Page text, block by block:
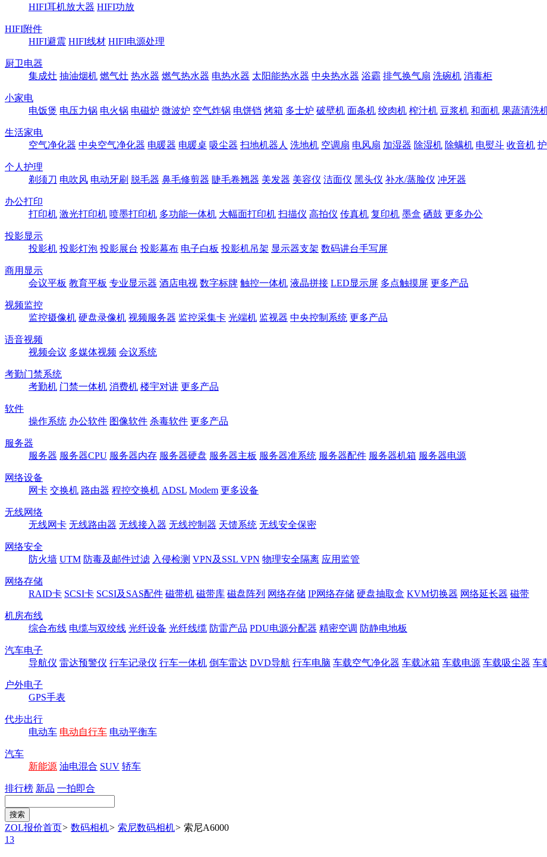
HIFI耳机放大器 HIFI功放
HIFI附件
HIFI避震 HIFI线材 HIFI电源处理
厨卫电器
集成灶 抽油烟机 燃气灶 热水器 燃气热水器 电热水器 太阳能热水器 中央热水器 浴霸 排气换气扇 洗碗机 消毒柜
小家电
电饭煲 电压力锅 电火锅 电磁炉 微波炉 空气炸锅 电饼铛 烤箱 多士炉 破壁机 面条机 绞肉机 榨汁机 豆浆机 和面机 果蔬清洗
生活家电
空气净化器 中央空气净化器 电暖器 电暖桌 吸尘器 扫地机器人 洗地机 空调扇 电风扇 加湿器 除湿机 除螨机 电熨斗 收音机
个人护理
剃须刀 电吹风 电动牙刷 脱毛器 鼻毛修剪器 睫毛卷翘器 美发器 美容仪 洁面仪 黑头仪 补水/蒸脸仪 冲牙器
办公打印
打印机 激光打印机 喷墨打印机 多功能一体机 大幅面打印机 扫描仪 高拍仪 传真机 复印机 墨盒 硒鼓 更多办公
投影显示
投影机 投影灯泡 投影展台 投影幕布 电子白板 投影机吊架 显示器支架 数码讲台手写屏
商用显示
会议平板 教育平板 专业显示器 酒店电视 数字标牌 触控一体机 液晶拼接 LED显示屏 多点触摸屏 更多产品
视频监控
监控摄像机 硬盘录像机 视频服务器 监控采集卡 光端机 监视器 中央控制系统 更多产品
语音视频
视频会议 多媒体视频 会议系统
考勤门禁系统
考勤机 门禁一体机 消费机 楼宇对讲 更多产品
软件
操作系统 办公软件 图像软件 杀毒软件 更多产品
服务器
服务器 服务器CPU 服务器内存 服务器硬盘 服务器主板 服务器准系统 服务器配件 服务器机箱 服务器电源
网络设备
网卡 交换机 路由器 程控交换机 ADSL Modem 更多设备
无线网络
无线网卡 无线路由器 无线接入器 无线控制器 天馈系统 无线安全保密
网络安全
防火墙 UTM 防毒及邮件过滤 入侵检测 VPN及SSL VPN 物理安全隔离 应用监管
网络存储
RAID卡 SCSI卡 SCSI及SAS配件 磁带机 磁带库 磁盘阵列 网络存储 IP网络存储 硬盘抽取盒 KVM切换器 网络延长器 磁带
机房布线
综合布线 电缆与双绞线 光纤设备 光纤线缆 防雷产品 PDU电源分配器 精密空调 防静电地板
汽车电子
导航仪 雷达预警仪 行车记录仪 行车一体机 倒车雷达 DVD导航 行车电脑 车载空气净化器 车载冰箱 车载电源 车载吸尘器 车
户外电子
GPS手表
代步出行
电动车 电动自行车 电动平衡车
汽车
新能源 油电混合 SUV 轿车
排行榜 新品 一拍即合
ZOL报价首页> 数码相机> 索尼数码相机> 索尼A6000
13